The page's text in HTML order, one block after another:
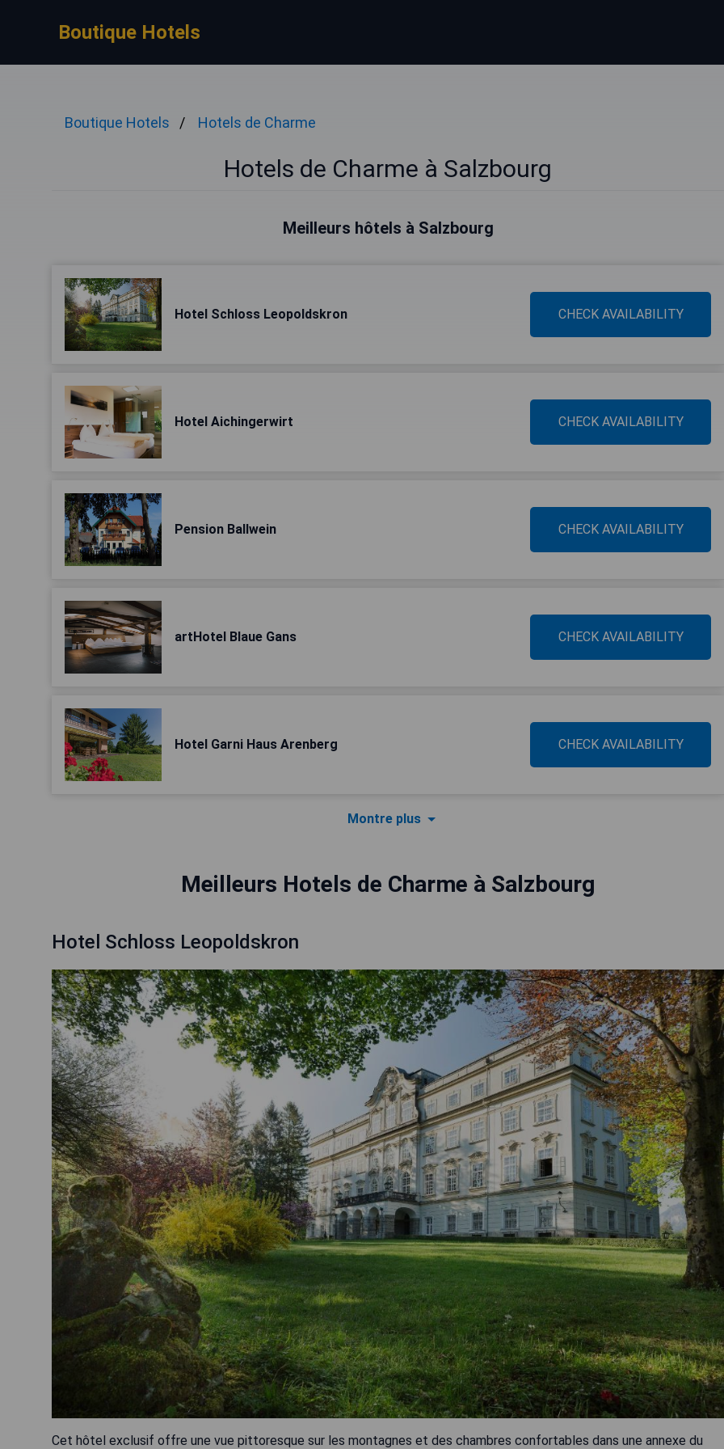
Boutique Hotels
Boutique Hotels Hotels de Charme
Hotels de Charme à Salzbourg
Meilleurs hôtels à Salzbourg
Hotel Schloss Leopoldskron CHECK AVAILABILITY
Hotel Aichingerwirt CHECK AVAILABILITY
Pension Ballwein CHECK AVAILABILITY
artHotel Blaue Gans CHECK AVAILABILITY
Hotel Garni Haus Arenberg CHECK AVAILABILITY
Montre plus
Meilleurs Hotels de Charme à Salzbourg
Hotel Schloss Leopoldskron
Cet hôtel exclusif offre une vue pittoresque sur les montagnes et des chambres confortables dans une annexe du